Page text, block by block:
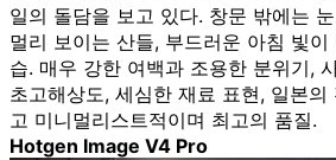
일의 돌담을 보고 있다. 창문 밖에는
멀리 보이는 산들, 부드러운 아침 빛
습. 매우 강한 여백과 조용한 분위기,
초고해상도, 세심한 재료 표현, 일본
고 미니멀리스트적이며 최고의 품질.
Hotgen Image V4 Pro